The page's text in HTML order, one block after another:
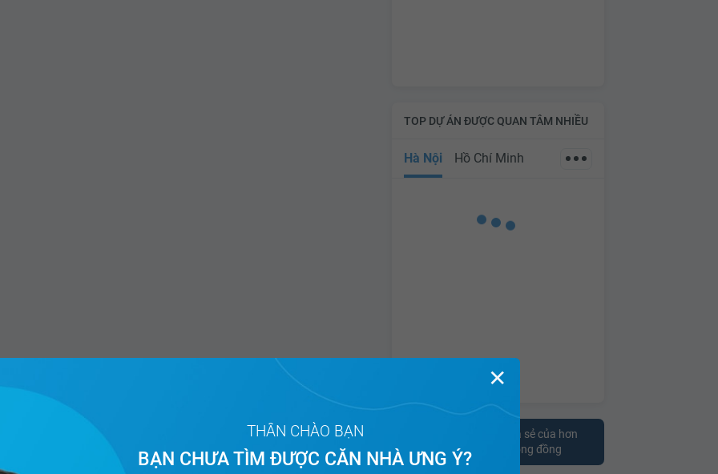
TOP DỰ ÁN ĐƯỢC QUAN TÂM NHIỀU
Hà Nội Hồ Chí Minh
Tham khảo ý kiến chia sẻ của hơn
10.000 cư dân trên cộng đồng
✕
THÂN CHÀO BẠN
BẠN CHƯA TÌM ĐƯỢC CĂN NHÀ ƯNG Ý?